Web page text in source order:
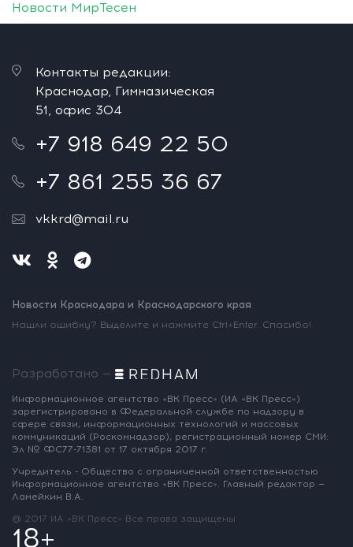
Новости МирТесен
Контакты редакции:
Краснодар, Гимназическая
51, офис 304
+7 918 649 22 50
+7 861 255 36 67
vkkrd@mail.ru
Новости Краснодара и Краснодарского края
Нашли ошибку? Выделите и нажмите Ctrl+Enter. Спасибо!
Разработано —
Информационное агентство «ВК Пресс» (ИА «ВК Пресс»)
зарегистрировано в Федеральной службе по надзору в
сфере связи, информационных технологий и массовых
коммуникаций (Роскомнадзор), регистрационный номер СМИ:
Эл № ФС77-71381 от 17 октября 2017 г.
Учредитель - Общество с ограниченной ответственностью
Информационное агентство «ВК Пресс». Главный редактор —
Ламейкин В.А.
@ 2017 ИА «ВК Пресс» Все права защищены
18+